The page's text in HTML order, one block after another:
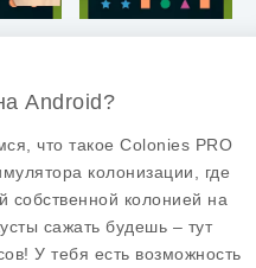
Android?
что такое Colonies PRO
колонизации, где
собственной колонией на
сажать будешь – тут
У тебя есть возможность